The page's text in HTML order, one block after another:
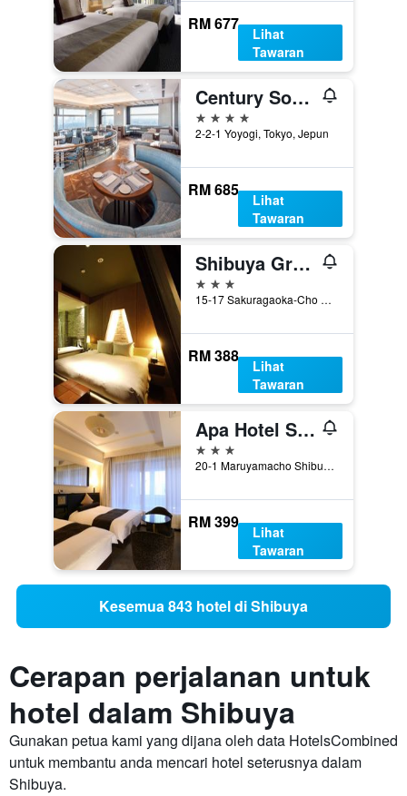
RM 677
Lihat
Tawaran
Century Southern Tower Hotel
4 bintang
2-2-1 Yoyogi, Tokyo, Jepun
RM 685
Lihat
Tawaran
Shibuya Granbell Hotel
3 bintang
15-17 Sakuragaoka-Cho Shibuya-ku, Tokyo, Jepun
RM 388
Lihat
Tawaran
Apa Hotel Shibuya Dogenzakaue
3 bintang
20-1 Maruyamacho Shibuya-ku, Tokyo, Jepun
RM 399
Lihat
Tawaran
Kesemua 843 hotel di Shibuya
Cerapan perjalanan untuk
hotel dalam Shibuya
Gunakan petua kami yang dijana oleh data HotelsCombined
untuk membantu anda mencari hotel seterusnya dalam
Shibuya.